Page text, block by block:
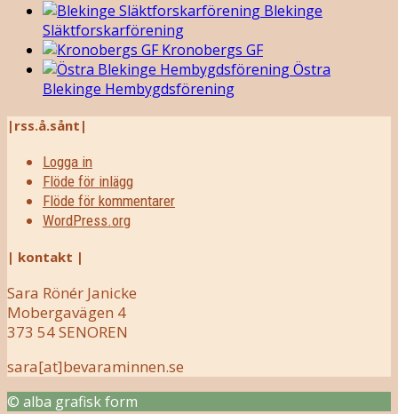
Blekinge
Släktforskarförening
Kronobergs GF
Östra
Blekinge Hembygdsförening
|rss.å.sånt|
Logga in
Flöde för inlägg
Flöde för kommentarer
WordPress.org
| kontakt |
Sara Rönér Janicke
Mobergavägen 4
373 54 SENOREN
sara[at]bevaraminnen.se
© alba grafisk form